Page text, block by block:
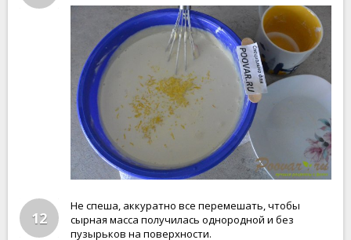
12
Не спеша, аккуратно все перемешать, чтобы
сырная масса получилась однородной и без
пузырьков на поверхности.